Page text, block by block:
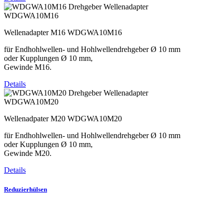
WDGWA10M16
Wellenadapter M16 WDGWA10M16
für Endhohlwellen- und Hohlwellendrehgeber Ø 10 mm
oder Kupplungen Ø 10 mm,
Gewinde M16.
Details
WDGWA10M20
Wellenadpater M20 WDGWA10M20
für Endhohlwellen- und Hohlwellendrehgeber Ø 10 mm
oder Kupplungen Ø 10 mm,
Gewinde M20.
Details
Reduzierhülsen